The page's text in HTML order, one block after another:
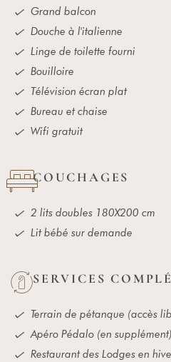
Grand balcon
Douche à l'italienne
Linge de toilette fourni
Bouilloire
Télévision écran plat
Bureau et chaise
Wifi gratuit
COUCHAGES
2 lits doubles 180X200 cm
Lit bébé sur demande
SERVICES
Terrain de pétanque (accès
Apéro Pédalo (en supplément)
Restaurant des Lodges en